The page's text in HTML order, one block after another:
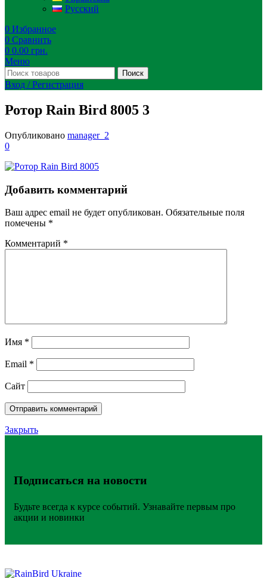
Русский
0 Избранное
0 Сравнить
0 0.00 грн.
Меню
Поиск
Вход / Регистрация
Ротор Rain Bird 8005 3
Опубликовано manager_2
0
Добавить комментарий
Ваш адрес email не будет опубликован. Обязательные поля
помечены *
Комментарий *
Имя *
Email *
Сайт
Закрыть
Подписаться на новости
Будьте всегда к курсе событий. Узнавайте первым про
акции и новинки